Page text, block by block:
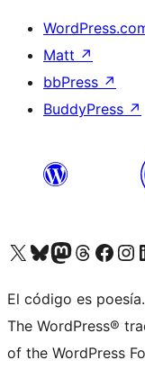
Matt ↗
bbPress ↗
BuddyPress ↗
Visita nuestra cuenta de X (anteriormente Twitter)
Visita nuestra cuenta de Bluesky
Visita nuestra cuenta de
Visita nuestra cuenta de
Visita nuestra
Visita
El código es poesía.
The WordPress®
of the WordPress